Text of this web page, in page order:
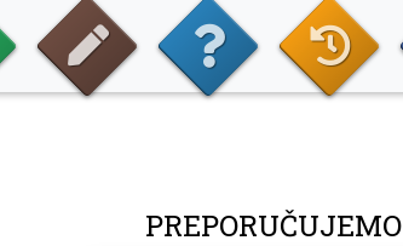
PREPORUČUJEMO